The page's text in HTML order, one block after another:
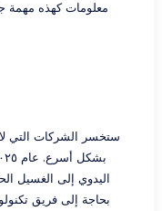
معلومات كهذه مهمة
ستخسر الشركات التي
اليدوي إلى الغسيل
بحاجة إلى فريق